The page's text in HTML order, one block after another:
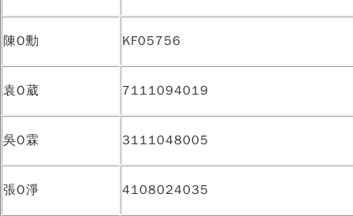
陳O勳 KF05756
袁O葳 7111094019
吳O霖 3111048005
張O淨 4108024035